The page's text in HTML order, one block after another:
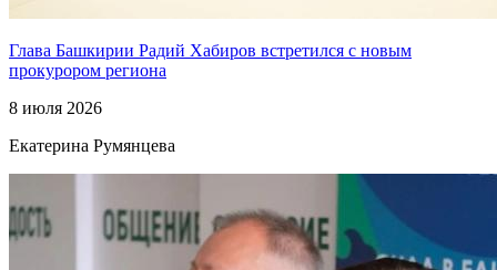
Глава Башкирии Радий Хабиров встретился с новым
прокурором региона
8 июля 2026
Екатерина Румянцева